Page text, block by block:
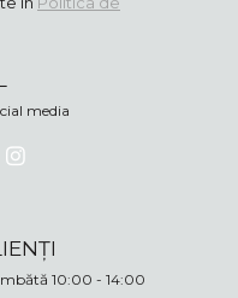
media
10:00 - 14:00